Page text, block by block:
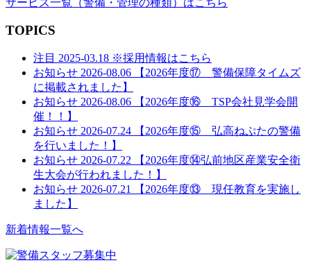
TOPICS
注目 2025-03.18 ※採用情報はこちら
お知らせ 2026-08.06
【2026年度⑰ 警備保障タイムズ
に掲載されました】
お知らせ 2026-08.06
【2026年度⑯ TSP会社見学会開
催！！】
お知らせ 2026-07.24
【2026年度⑮ 弘高ねぷたの警備
を行いました！】
お知らせ 2026-07.22
【2026年度⑭弘前地区産業安全衛
生大会が行われました！】
お知らせ 2026-07.21
【2026年度⑬ 現任教育を実施し
ました】
新着情報一覧へ